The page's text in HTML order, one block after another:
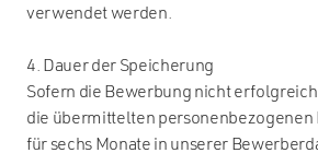
verwendet werden.
4. Dauer der Speicherung
Sofern die Bewerbung nicht
die übermittelten personenbezogenen
für sechs Monate in unserer